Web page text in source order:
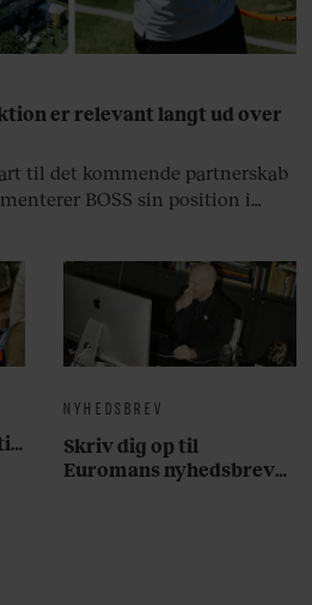
NYHEDSBREV
Skriv dig op til
Euromans nyhedsbrev
er relevant langt ud over
til det kommende partnerskab
BOSS sin position i